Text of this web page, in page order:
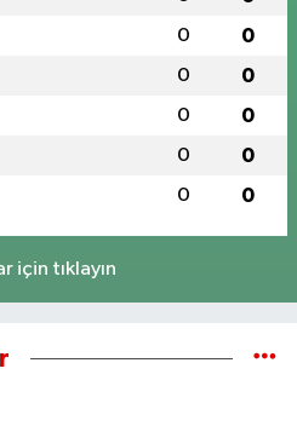
0 0
0 0
0 0
0 0
0 0
için tıklayın